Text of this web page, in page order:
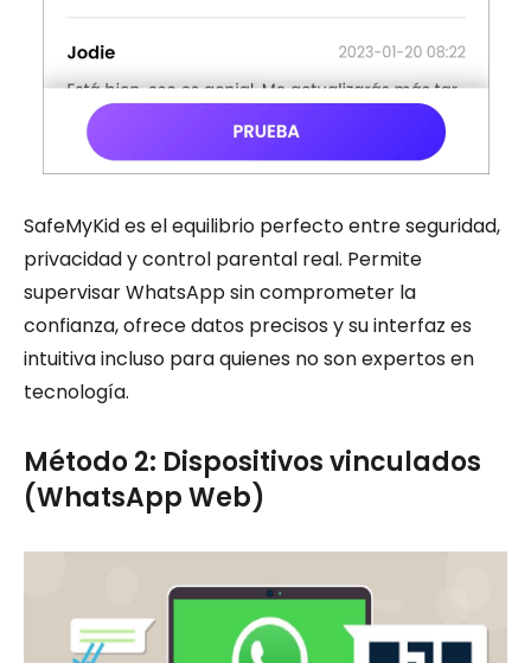
SafeMyKid es el equilibrio perfecto entre seguridad,
privacidad y control parental real. Permite
supervisar WhatsApp sin comprometer la
confianza, ofrece datos precisos y su interfaz es
intuitiva incluso para quienes no son expertos en
tecnología.
Método 2: Dispositivos vinculados
(WhatsApp Web)